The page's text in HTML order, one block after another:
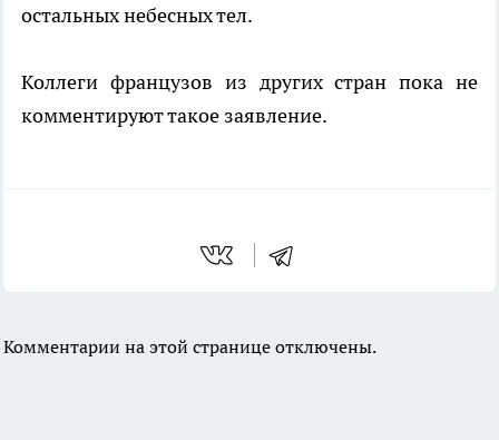
остальных небесных тел.
Коллеги французов из других стран пока не
комментируют такое заявление.
Комментарии на этой странице отключены.